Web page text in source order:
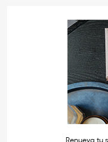
Renueva tu